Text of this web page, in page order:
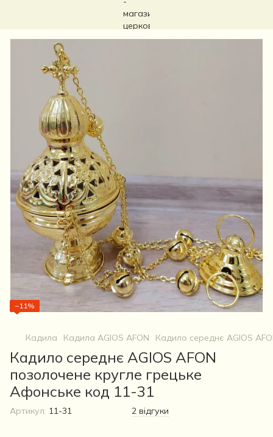
−11%
Кадила Кадила AGIOS AFON Кадило середнє AGIOS
Кадило середнє AGIOS AFON
позолочене кругле грецьке
Афонське код 11-31
Артикул: 11-31 2 відгуки